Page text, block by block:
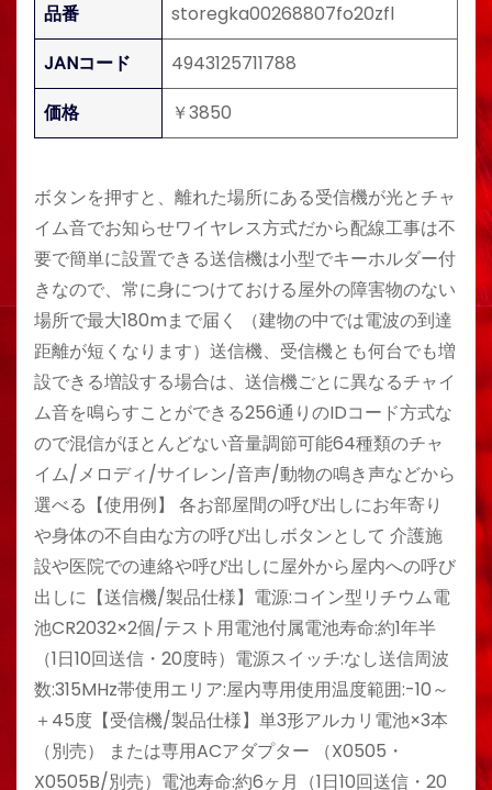
品番
storegka00268807fo20zfl
JANコード
4943125711788
価格
￥3850
ボタンを押すと、離れた場所にある受信機が光とチャ
イム音でお知らせワイヤレス方式だから配線工事は不
要で簡単に設置できる送信機は小型でキーホルダー付
きなので、常に身につけておける屋外の障害物のない
場所で最大180mまで届く （建物の中では電波の到達
距離が短くなります）送信機、受信機とも何台でも増
設できる増設する場合は、送信機ごとに異なるチャイ
ム音を鳴らすことができる256通りのIDコード方式な
ので混信がほとんどない音量調節可能64種類のチャ
イム/メロディ/サイレン/音声/動物の鳴き声などから
選べる【使用例】 各お部屋間の呼び出しにお年寄り
や身体の不自由な方の呼び出しボタンとして 介護施
設や医院での連絡や呼び出しに屋外から屋内への呼び
出しに【送信機/製品仕様】電源:コイン型リチウム電
池CR2032×2個/テスト用電池付属電池寿命:約1年半
（1日10回送信・20度時）電源スイッチ:なし送信周波
数:315MHz帯使用エリア:屋内専用使用温度範囲:-10～
＋45度【受信機/製品仕様】単3形アルカリ電池×3本
（別売） または専用ACアダプター （X0505・
X0505B/別売）電池寿命:約6ヶ月（1日10回送信・20